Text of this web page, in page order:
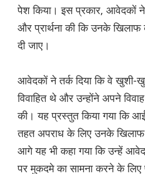
पेश किया। इस प्रकार, आवेदकों
और प्रार्थना की कि उनके
दी जाए।
आवेदकों ने तर्क दिया कि वे खुशी-
विवाहित थे और उन्होंने अपने
की। यह प्रस्तुत किया गया कि
तहत अपराध के लिए उनके खिलाफ
आगे यह भी कहा गया कि उन्हें
पर मुकदमे का सामना करने के लिए